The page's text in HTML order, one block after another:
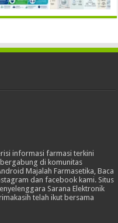
informasi farmasi terkini
di komunitas
Majalah Farmasetika, Baca
dan facebook kami. Situs
Sarana Elektronik
telah ikut bersama